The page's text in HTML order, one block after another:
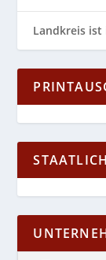
Landkreis ist